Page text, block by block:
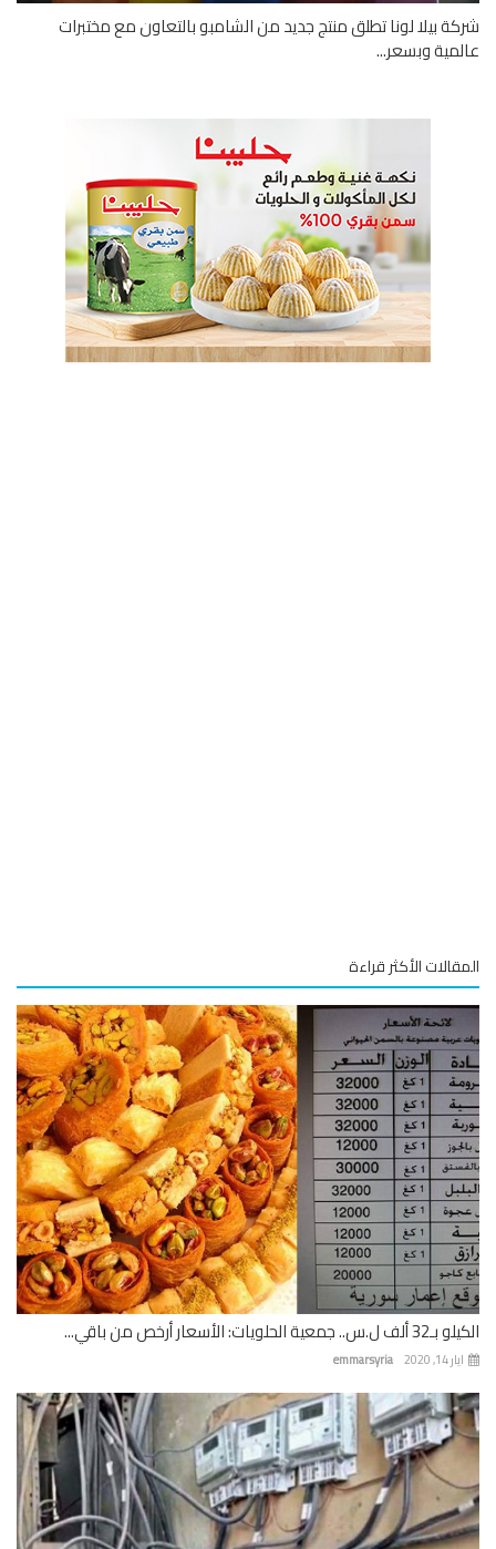
بيلا لونا تطلق منتج جديد من الشامبو بالتعاون مع مختبرات
وبسعر...
الأكثر قراءة
الحلويات: الأسعار أرخص من باقي...
emmarsyria